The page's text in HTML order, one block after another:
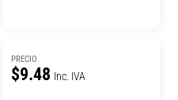
PRECIO
$9.48 Inc. IVA